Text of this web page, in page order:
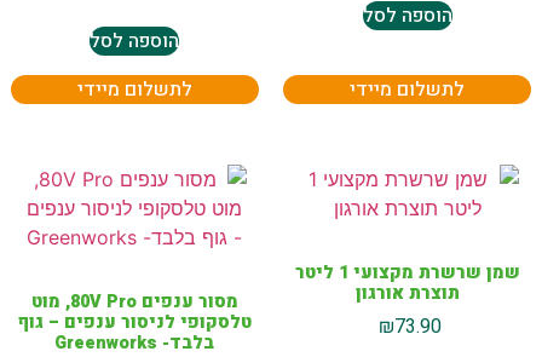
הוספה לסל
לתשלום מיידי
הוספה לסל
לתשלום מיידי
שמן שרשרת מקצועי 1 ליטר
תוצרת אורגון
₪73.90
מסור ענפים 80V Pro, מוט
טלסקופי לניסור ענפים – גוף
בלבד- Greenworks